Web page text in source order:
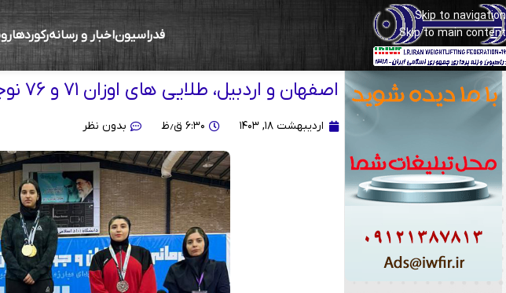
Skip to navigation
Skip to main content
فدراسیوناخبار و رسانهرکوردها
مسابقات قهرمانی نوجوانان و جوانان ایران (همدان 1403)
اصفهان و اردبیل، طلایی های اوزان ۷۱ و ۷۶ نوجوانان
اردیبهشت ۱۸, ۱۴۰۳ ۶:۳۰ ق٫ظ بدون نظر